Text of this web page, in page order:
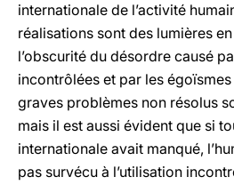
internationale de l’activité
réalisations sont des lumières
l’obscurité du désordre causé
incontrôlées et par les
graves problèmes non résolus
mais il est aussi évident que si
internationale avait manqué,
pas survécu à l’utilisation